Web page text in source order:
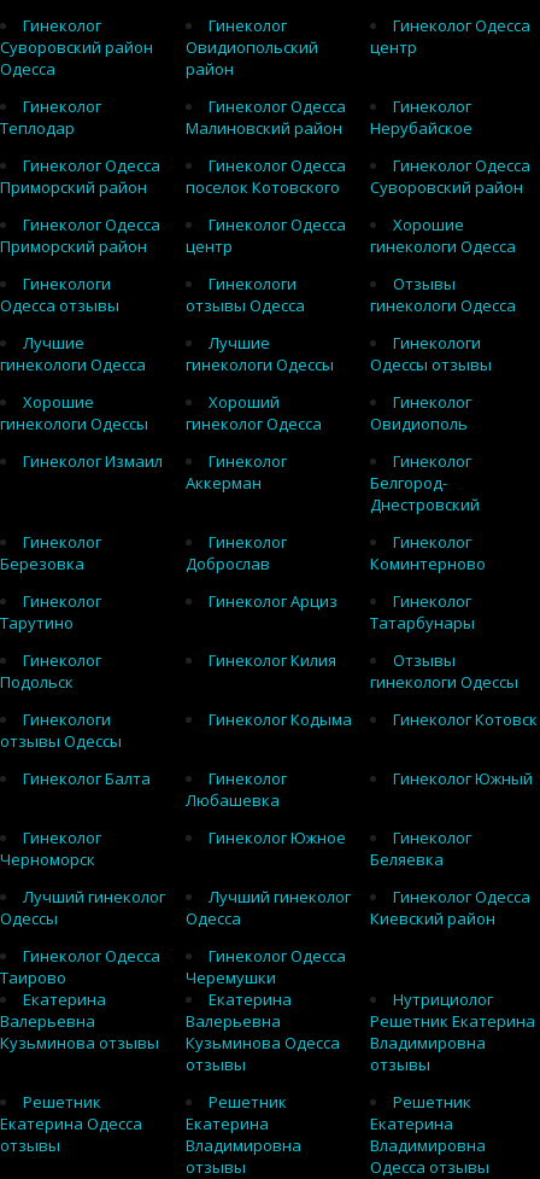
Гинеколог
Суворовский район
Одесса
Гинеколог
Овидиопольский
район
Гинеколог Одесса
центр
Гинеколог
Теплодар
Гинеколог Одесса
Малиновский район
Гинеколог
Нерубайское
Гинеколог Одесса
Приморский район
Гинеколог Одесса
поселок Котовского
Гинеколог Одесса
Суворовский район
Гинеколог Одесса
Приморский район
Гинеколог Одесса
центр
Хорошие
гинекологи Одесса
Гинекологи
Одесса отзывы
Гинекологи
отзывы Одесса
Отзывы
гинекологи Одесса
Лучшие
гинекологи Одесса
Лучшие
гинекологи Одессы
Гинекологи
Одессы отзывы
Хорошие
гинекологи Одессы
Хороший
гинеколог Одесса
Гинеколог
Овидиополь
Гинеколог Измаил
Гинеколог
Аккерман
Гинеколог
Белгород-
Днестровский
Гинеколог
Березовка
Гинеколог
Доброслав
Гинеколог
Коминтерново
Гинеколог
Тарутино
Гинеколог Арциз
Гинеколог
Татарбунары
Гинеколог
Подольск
Гинеколог Килия
Отзывы
гинекологи Одессы
Гинекологи
отзывы Одессы
Гинеколог Кодыма Гинеколог Котовск
Гинеколог Балта
Гинеколог
Любашевка
Гинеколог Южный
Гинеколог
Черноморск
Гинеколог Южное
Гинеколог
Беляевка
Лучший гинеколог
Одессы
Лучший гинеколог
Одесса
Гинеколог Одесса
Киевский район
Гинеколог Одесса
Таирово
Гинеколог Одесса
Черемушки
Екатерина
Валерьевна
Кузьминова отзывы
Екатерина
Валерьевна
Кузьминова Одесса
отзывы
Нутрициолог
Решетник Екатерина
Владимировна
отзывы
Решетник
Екатерина Одесса
отзывы
Решетник
Екатерина
Владимировна
отзывы
Решетник
Екатерина
Владимировна
Одесса отзывы